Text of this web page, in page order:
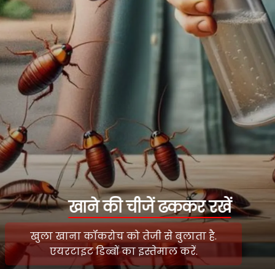
खाने की चीजें ढककर रखें
खुला खाना कॉकरोच को तेजी से बुलाता है.
एयरटाइट डिब्बों का इस्तेमाल करें.